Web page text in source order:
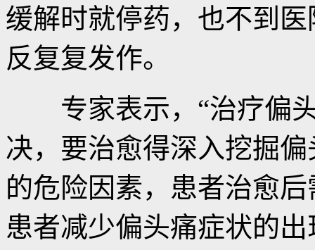
缓解时就停药，也不到
反复复发作。
专家表示，“治疗偏头
决，要治愈得深入挖掘
的危险因素，患者治愈
患者减少偏头痛症状的